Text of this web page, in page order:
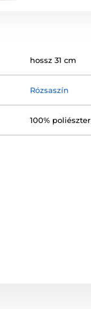
hossz 31 cm
Rózsaszín
100% poliészter